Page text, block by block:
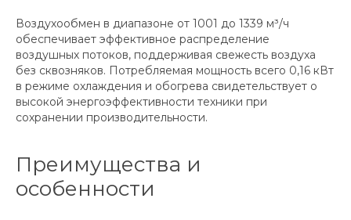
Воздухообмен в диапазоне от 1001 до 1339 м³/ч
обеспечивает эффективное распределение
воздушных потоков, поддерживая свежесть воздуха
без сквозняков. Потребляемая мощность всего 0,16 кВт
в режиме охлаждения и обогрева свидетельствует о
высокой энергоэффективности техники при
сохранении производительности.
Преимущества и
особенности